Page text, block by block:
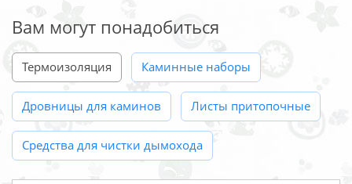
Вам могут понадобиться
Термоизоляция Каминные наборы
Дровницы для каминов Листы притопочные
Средства для чистки дымохода